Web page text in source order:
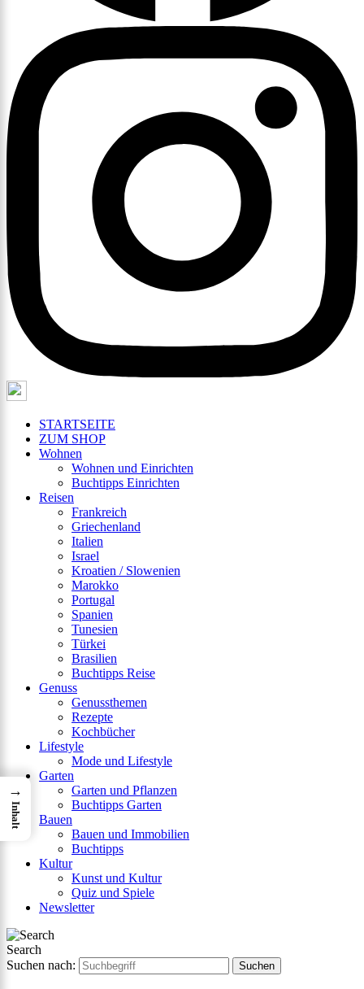
STARTSEITE
ZUM SHOP
Wohnen
Wohnen und Einrichten
Buchtipps Einrichten
Reisen
Frankreich
Griechenland
Italien
Israel
Kroatien / Slowenien
Marokko
Portugal
Spanien
Tunesien
Türkei
Brasilien
Buchtipps Reise
Genuss
Genussthemen
Rezepte
Kochbücher
Lifestyle
Mode und Lifestyle
Garten
Garten und Pflanzen
Buchtipps Garten
Bauen
Bauen und Immobilien
Buchtipps
Kultur
Kunst und Kultur
Quiz und Spiele
Newsletter
Search
Suchen nach:
→
Inhalt